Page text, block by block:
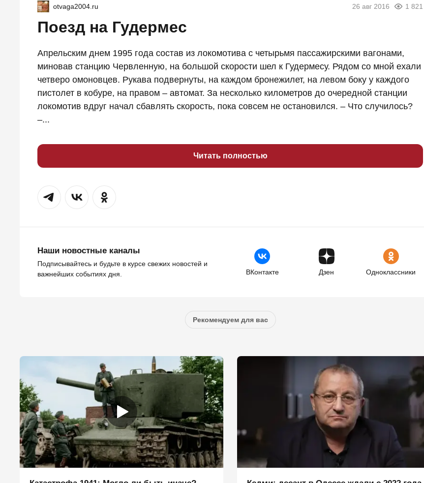
otvaga2004.ru 26 авг 2016 1 821
Поезд на Гудермес
Апрельским днем 1995 года состав из локомотива с четырьмя пассажирскими вагонами,
миновав станцию Червленную, на большой скорости шел к Гудермесу. Рядом со мной ехали
четверо омоновцев. Рукава подвернуты, на каждом бронежилет, на левом боку у каждого
пистолет в кобуре, на правом – автомат. За несколько километров до очередной станции
локомотив вдруг начал сбавлять скорость, пока совсем не остановился. – Что случилось?
–...
Читать полностью
Наши новостные каналы
Подписывайтесь и будьте в курсе свежих новостей и
важнейших событиях дня.
ВКонтакте Дзен Одноклассники
Рекомендуем для вас